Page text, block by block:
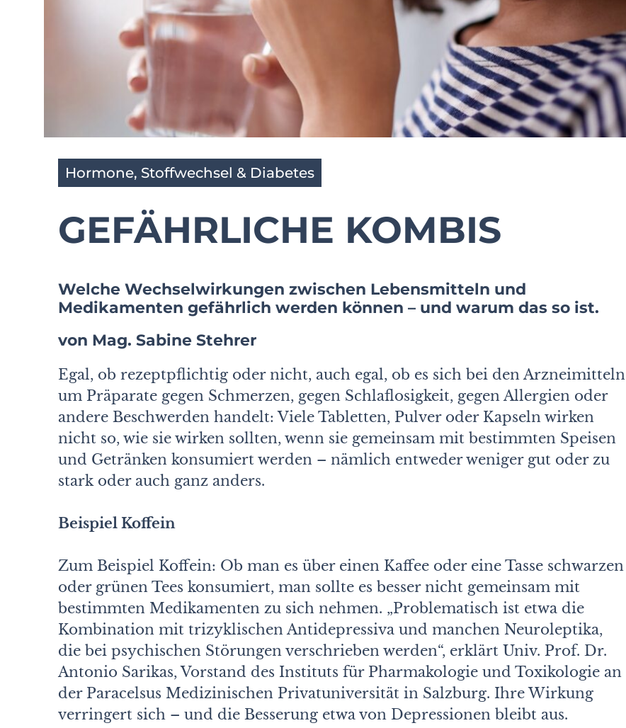
Hormone, Stoffwechsel & Diabetes
GEFÄHRLICHE KOMBIS
Welche Wechselwirkungen zwi­schen Lebensmitteln und
Medikamenten gefährlich werden können – und warum das so ist.
von Mag. Sabine Stehrer
Egal, ob rezeptpflichtig oder nicht, auch egal, ob es sich bei den Arzneimitteln
um Präparate gegen Schmerzen, gegen Schlaflosigkeit, gegen Allergien oder
andere Beschwerden handelt: Viele Tabletten, Pulver oder Kapseln wirken
nicht so, wie sie wirken sollten, wenn sie gemeinsam mit bestimmten Speisen
und Getränken konsumiert werden – nämlich entweder weniger gut oder zu
stark oder auch ganz anders.
Beispiel Koffein
Zum Beispiel Koffein: Ob man es über einen Kaffee oder eine Tasse schwarzen
oder grünen Tees konsumiert, man sollte es besser nicht gemeinsam mit
bestimmten Medikamenten zu sich nehmen. „Problematisch ist etwa die
Kombination mit trizyklischen Antidepressiva und manchen Neuroleptika,
die bei psychischen Störungen verschrieben werden“, erklärt Univ. Prof. Dr.
Antonio Sarikas, Vorstand des Ins­tituts für Pharmakologie und Toxikologie an
der Paracelsus Medizinischen Privatuniversität in Salzburg. Ihre Wirkung
verringert sich – und die Besserung etwa von Depressionen bleibt aus.